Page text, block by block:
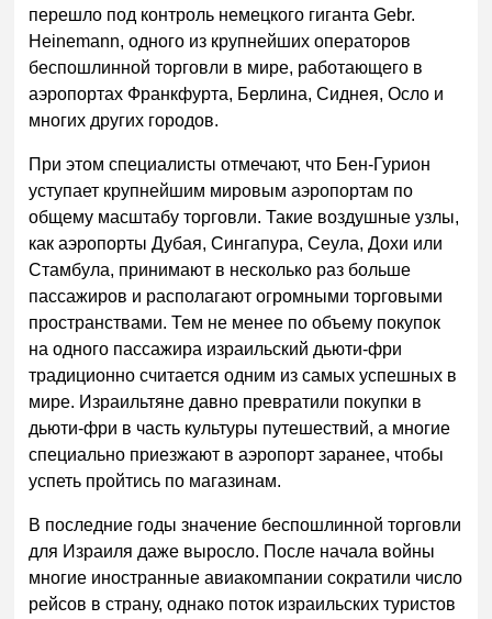
перешло под контроль немецкого гиганта Gebr.
Heinemann, одного из крупнейших операторов
беспошлинной торговли в мире, работающего в
аэропортах Франкфурта, Берлина, Сиднея, Осло и
многих других городов.
При этом специалисты отмечают, что Бен-Гурион
уступает крупнейшим мировым аэропортам по
общему масштабу торговли. Такие воздушные узлы,
как аэропорты Дубая, Сингапура, Сеула, Дохи или
Стамбула, принимают в несколько раз больше
пассажиров и располагают огромными торговыми
пространствами. Тем не менее по объему покупок
на одного пассажира израильский дьюти-фри
традиционно считается одним из самых успешных в
мире. Израильтяне давно превратили покупки в
дьюти-фри в часть культуры путешествий, а многие
специально приезжают в аэропорт заранее, чтобы
успеть пройтись по магазинам.
В последние годы значение беспошлинной торговли
для Израиля даже выросло. После начала войны
многие иностранные авиакомпании сократили число
рейсов в страну, однако поток израильских туристов